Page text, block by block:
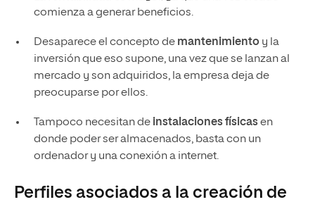
comienza a generar beneficios.
Desaparece el concepto de mantenimientoy la
inversión que eso supone, una vez que se lanzan al
mercado y son adquiridos, la empresa deja de
preocuparse por ellos.
Tampoco necesitan de instalaciones físicasen
donde poder ser almacenados, basta con un
ordenador y una conexión a internet.
Perfiles asociados a la creación de